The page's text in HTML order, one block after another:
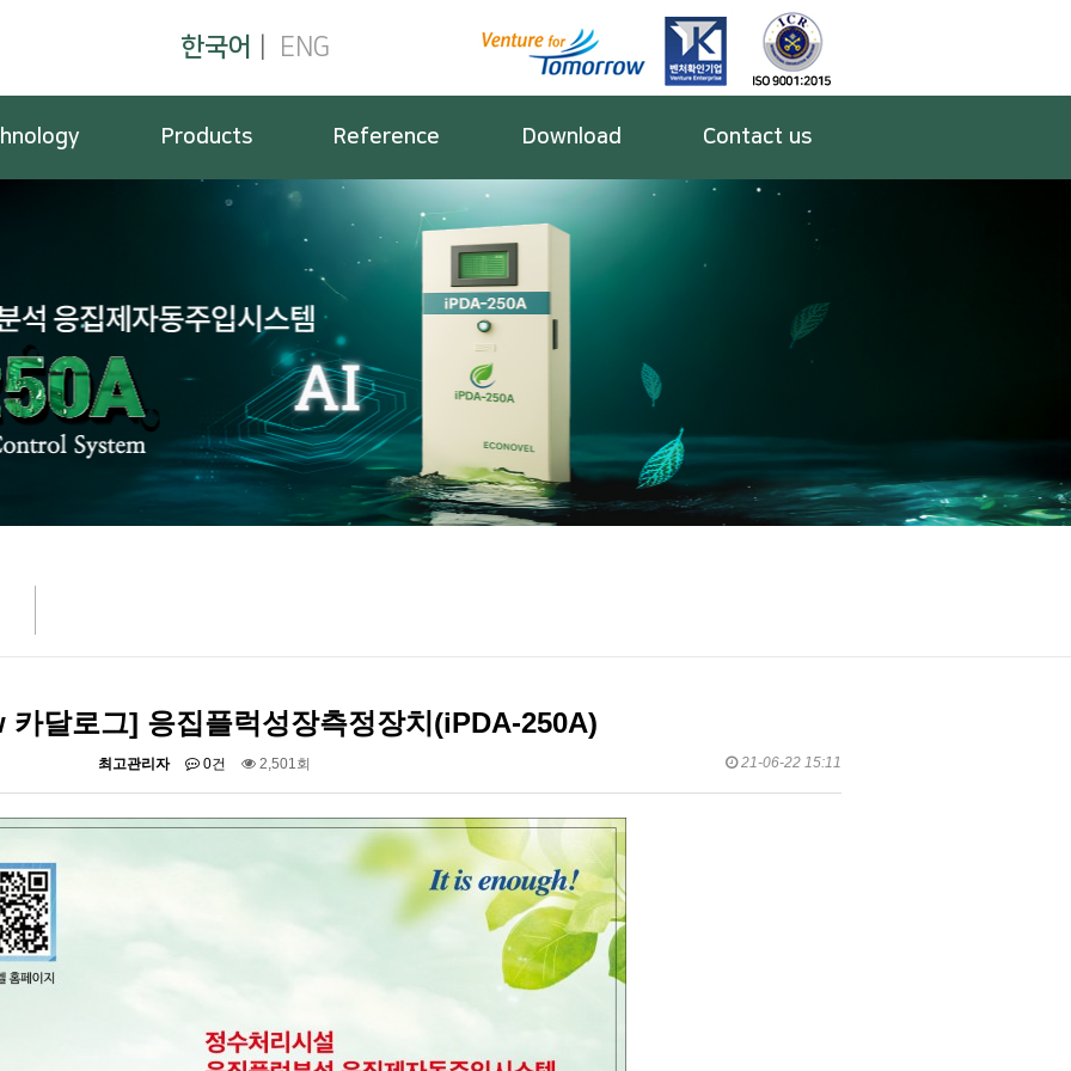
한국어 ENG
Products Reference Download Contact us
카달로그] 응집플럭성장측정장치(iPDA-250A)
최고관리자 0건 2,501회 21-06-22 15:11